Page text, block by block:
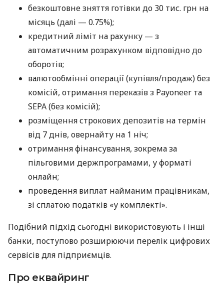
безкоштовне зняття готівки до 30 тис. грн на
місяць (далі — 0.75%);
кредитний ліміт на рахунку — з
автоматичним розрахунком відповідно до
оборотів;
валютообмінні операції (купівля/продаж) без
комісій, отримання переказів з Payoneer та
SEPA (без комісій);
розміщення строкових депозитів на термін
від 7 днів, овернайту на 1 ніч;
отримання фінансування, зокрема за
пільговими держпрограмами, у форматі
онлайн;
проведення виплат найманим працівникам,
зі сплатою податків «у комплекті».
Подібний підхід сьогодні використовують і інші
банки, поступово розширюючи перелік цифрових
сервісів для підприємців.
Про еквайринг